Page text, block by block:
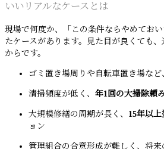
いいリアルなケースとは
現場で何度か、「この条件ならやめてお
たケースがあります。見た目が良くても
からです。
ゴミ置き場周りや自転車置き場など
清掃頻度が低く、 年1回の大掃除頼
大規模修繕の周期が長く、 15年以
ョン
管理組合の合意形成が難しく、将来